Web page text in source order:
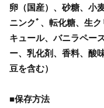
卵（国産）、砂糖、小
ニンクﾞ、転化糖、生
キュール、バニラペー
ー、乳化剤、香料、酸
豆を含む）
■保存方法